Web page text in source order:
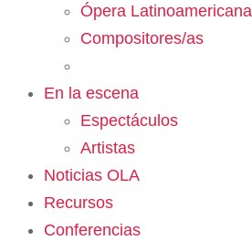
Ópera Latinoamericana
Compositores/as
En la escena
Espectáculos
Artistas
Noticias OLA
Recursos
Conferencias